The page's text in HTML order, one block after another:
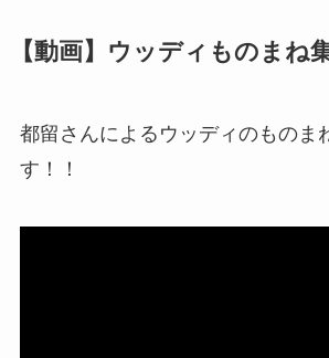
【動画】ウッディものまね
都留さんによるウッディのものま
す！！